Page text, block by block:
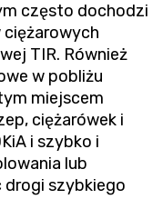
często dochodzi
ciężarowych
TIR. Również
w pobliżu
miejscem
ciężarówek i
i szybko i
lub
szybkiego